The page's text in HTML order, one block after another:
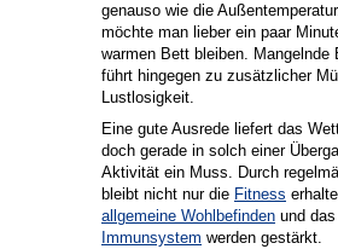
genauso wie die
möchte man lieber ein paar
warmen Bett bleiben. Mangelnde
führt hingegen zu zusätzlicher
Lustlosigkeit.
Eine gute Ausrede liefert das
doch gerade in solch einer
Aktivität ein Muss. Durch
bleibt nicht nur die Fitness
allgemeine Wohlbefinden und das
Immunsystem werden gestärkt.